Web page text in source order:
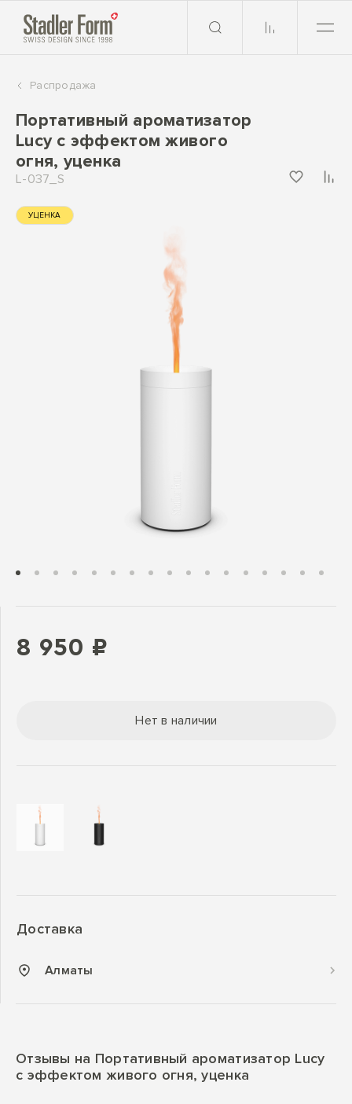
Распродажа
Портативный ароматизатор
Lucy c эффектом живого
огня, уценка
L-037_S
УЦЕНКА
8 950 ₽
Нет в наличии
Доставка
Алматы
Отзывы на Портативный ароматизатор Lucy
c эффектом живого огня, уценка